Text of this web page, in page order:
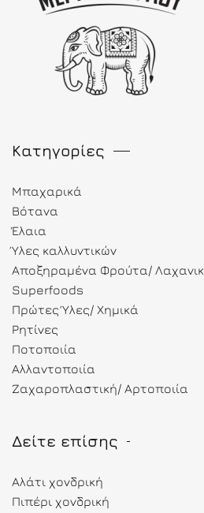
Κατηγορίες
Μπαχαρικά
Βότανα
Έλαια
Ύλες καλλυντικών
Αποξηραμένα Φρούτα/
Superfoods
Πρώτες Ύλες/ Χημικά
Ρητίνες
Ποτοποιία
Αλλαντοποιία
Ζαχαροπλαστική/ Αρτοποιία
Δείτε επίσης
Αλάτι χονδρική
Πιπέρι χονδρική